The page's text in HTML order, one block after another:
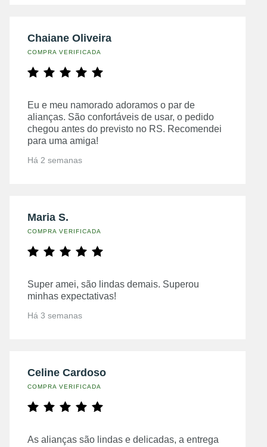
Chaiane Oliveira
COMPRA VERIFICADA
Eu e meu namorado adoramos o par de
alianças. São confortáveis de usar, o pedido
chegou antes do previsto no RS. Recomendei
para uma amiga!
Há 2 semanas
Maria S.
COMPRA VERIFICADA
Super amei, são lindas demais. Superou
minhas expectativas!
Há 3 semanas
Celine Cardoso
COMPRA VERIFICADA
As alianças são lindas e delicadas, a entrega